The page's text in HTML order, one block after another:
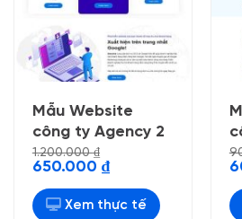
Mẫu Website
công ty Agency 2
1.200.000₫
Giá
là:
1.200.000 ₫.
650.000 ₫Giá
hiện
tại
là:
650.000 ₫.
Xem thực tế
là: